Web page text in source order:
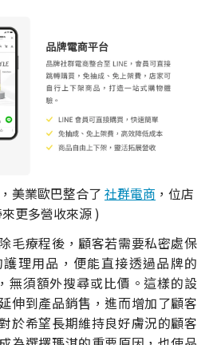
美業歐巴整合了 社群電商 ，位店
更多營收來源 )
毛療程後，顧客若需要私密處保
理用品，便能直接透過品牌的
無須額外搜尋或比價。這樣的設
伸到產品銷售，進而增加了顧客
於希望長期維持良好膚況的顧客